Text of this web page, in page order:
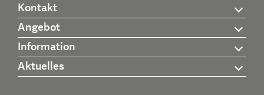
Kontakt
Angebot
Information
Aktuelles